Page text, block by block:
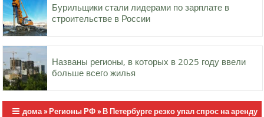
Бурильщики стали лидерами по зарплате в
строительстве в России
Названы регионы, в которых в 2025 году ввели
больше всего жилья
дома»Регионы РФ»В Петербурге резко упал спрос на аренду